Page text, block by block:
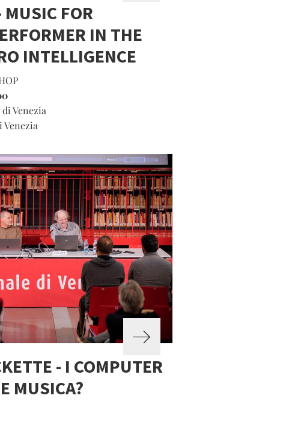
MUSIC FOR
IN THE
INTELLIGENCE
Venezia
Venezia
- I COMPUTER
MUSICA?